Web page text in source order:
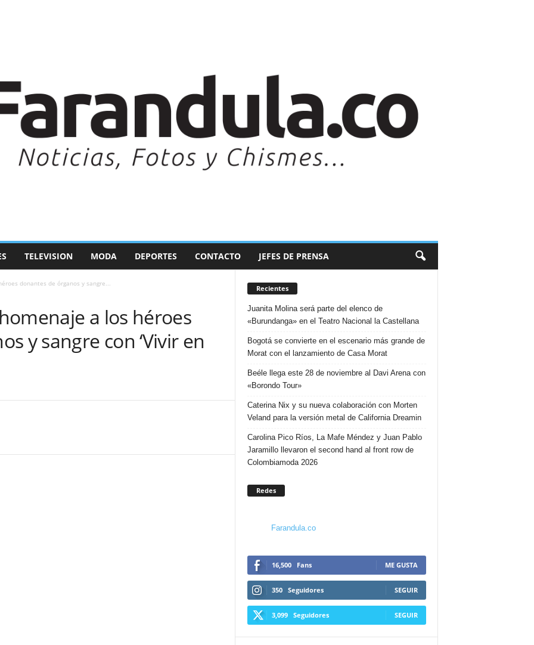
TELEVISION MODA DEPORTES CONTACTO JEFES DE PRENSA
donantes de órganos y sangre...
a los héroes
y sangre con ‘Vivir en
Recientes
Juanita Molina será parte del elenco de
«Burundanga» en el Teatro Nacional la Castellana
Bogotá se convierte en el escenario más grande de
Morat con el lanzamiento de Casa Morat
Beéle llega este 28 de noviembre al Davi Arena con
«Borondo Tour»
Caterina Nix y su nueva colaboración con Morten
Veland para la versión metal de California Dreamin
Carolina Pico Ríos, La Mafe Méndez y Juan Pablo
Jaramillo llevaron el second hand al front row de
Colombiamoda 2026
Redes
Farandula.co
16,500 Fans ME GUSTA
350 Seguidores SEGUIR
3,099 Seguidores SEGUIR